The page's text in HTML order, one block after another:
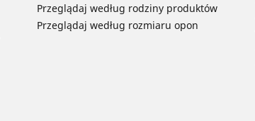
Przeglądaj według rodziny produktów
Przeglądaj według rozmiaru opon